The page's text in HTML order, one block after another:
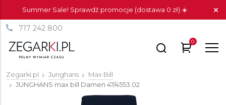
Summer Sale! Sprawdź promocje (dostawa 0 zł) ☀️
717 242 800
0
Zegarki.pl Junghans
Max Bill
JUNGHANS max bill Damen 47/4553.02